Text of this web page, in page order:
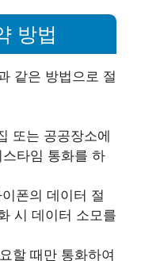
방법
같은 방법으로 절
또는 공공장소에
타임 통화를 하
폰의 데이터 절
시 데이터 소모를
할 때만 통화하여